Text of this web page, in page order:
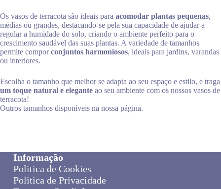
Os vasos de terracota são ideais para acomodar plantas pequenas,
médias ou grandes, destacando-se pela sua capacidade de ajudar a
regular a humidade do solo, criando o ambiente perfeito para o
crescimento saudável das suas plantas. A variedade de tamanhos
permite comporconjuntos harmoniosos, ideais para jardins, varandas
ou interiores.
Escolha o tamanho que melhor se adapta ao seu espaço e estilo, e traga
um toque natural e elegante ao seu ambiente com os nossos vasos de
terracota!
Outros tamanhos disponíveis na nossa página.
Informação
Politica de Cookies
Politica de Privacidade